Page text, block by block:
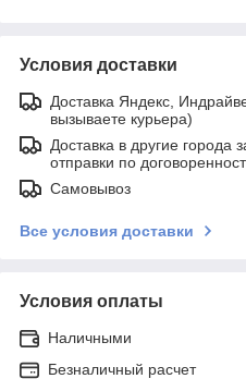
Условия доставки
Доставка Яндекс,
вызываете курьера)
Доставка в другие города
отправки по
Самовывоз
Все условия доставки
Условия оплаты
Наличными
Безналичный расчет